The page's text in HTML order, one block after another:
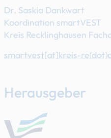
Dr. Saskia Dankwart
Koordination smartVEST
Kreis Recklinghausen
smartvest[at]​kreis-
Herausgeber